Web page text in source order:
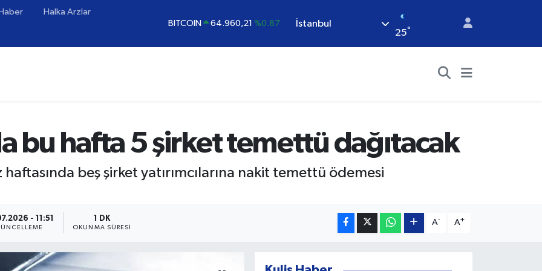
Halka Arzlar
BITCOIN 64.960,21 %0.87
DOLAR 47,7436 %0.18
BİST100 13.779
İstanbul
25°
bu hafta 5 şirket temettü dağıtacak
beş şirket yatırımcılarına nakit temettü ödemesi
- 11:51 1 DK
OKUNMA SÜRESI
A- A+